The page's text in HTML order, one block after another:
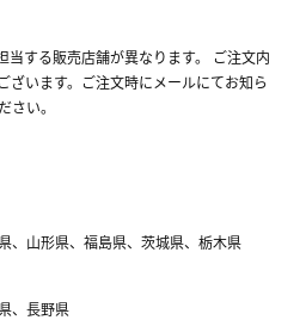
当する販売店舗が異なります。 ご注文内
ざいます。ご注文時にメールにてお知ら
さい。
、山形県、福島県、茨城県、栃木県
、長野県